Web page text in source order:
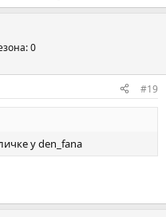
0
#19
у den_fanа